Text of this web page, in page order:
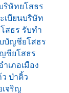
ริษัทยโสธร
เบียนบริษัท
สธร รับทำ
บัญชียโสธร
ชียโสธร
เภอเมือง
ป่าติ้ว
จริญ